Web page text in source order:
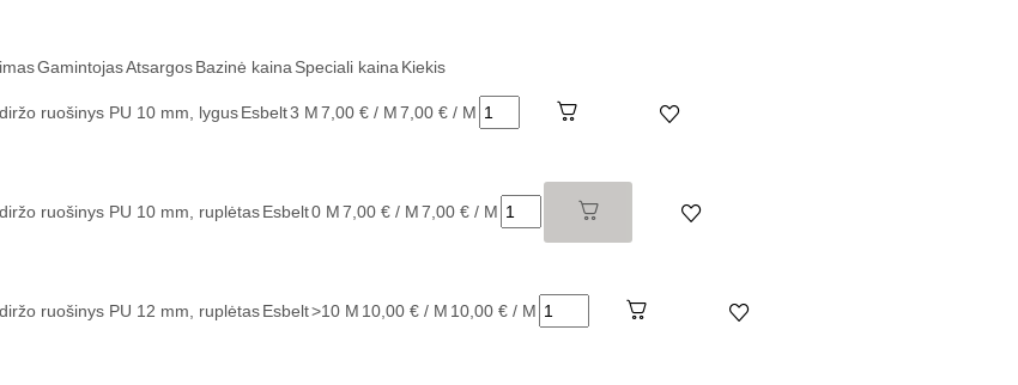
GamintojasAtsargosBazinė kaina Speciali kaina Kiekis
ruošinys PU 10 mm, lygusEsbelt3 M7,00 € / M7,00 € / M
ruošinys PU 10 mm, ruplėtasEsbelt0 M7,00 € / M7,00 € / M
ruošinys PU 12 mm, ruplėtasEsbelt>10 M 10,00 € / M 10,00 € / M